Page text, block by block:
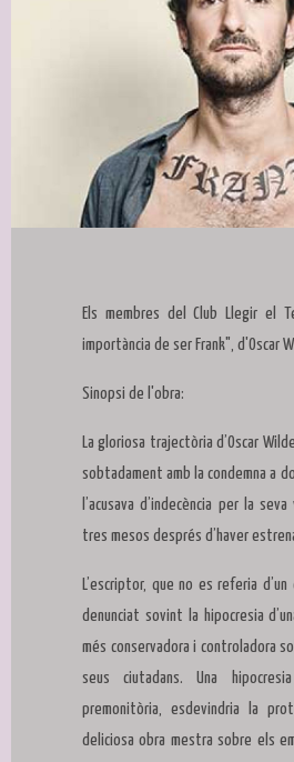
Els membres del Club Llegir el
importància de ser Frank", d'Oscar
Sinopsi de l'obra:
La gloriosa trajectòria d’Oscar
sobtadament amb la condemna a
l’acusava d’indecència per la
tres mesos després d’haver
L’escriptor, que no es referia
denunciat sovint la hipocresia
més conservadora i controladora
seus ciutadans. Una
premonitòria, esdevindria la
deliciosa obra mestra sobre els